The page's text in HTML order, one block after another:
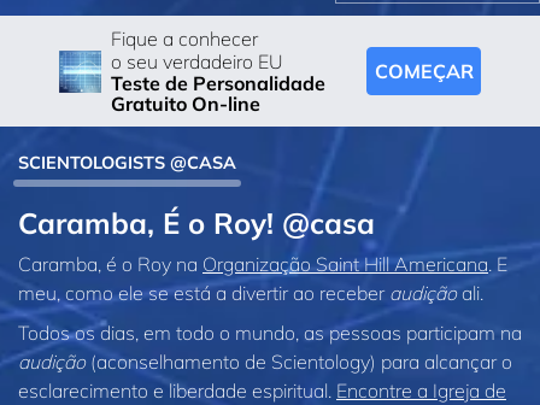
Fique a conhecer
o seu verdadeiro EU
Teste de Personalidade
Gratuito On-line
COMEÇAR
SCIENTOLOGISTS @CASA
Caramba, É o Roy! @casa
Caramba, é o Roy na Organização Saint Hill Americana. E
meu, como ele se está a divertir ao receber audiçãoali.
Todos os dias, em todo o mundo, as pessoas participam na
audição(aconselhamento de Scientology) para alcançar o
esclarecimento e liberdade espiritual. Encontre a Igreja de